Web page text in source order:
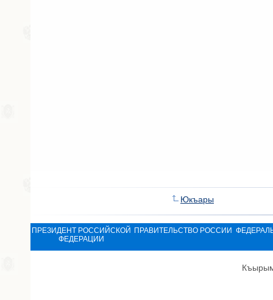
Юкъары
ПРЕЗИДЕНТ РОССИЙСКОЙ
ФЕДЕРАЦИИ
ПРАВИТЕЛЬСТВО РОССИИ